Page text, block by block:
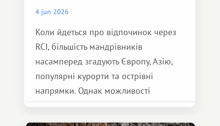
4 jun 2026
Коли йдеться про відпочинок через
RCI, більшість мандрівників
насамперед згадують Європу, Азію,
популярні курорти та острівні
напрямки. Однак можливості
обмінної системи значно ширші.
Серед них є і Африка – континент,